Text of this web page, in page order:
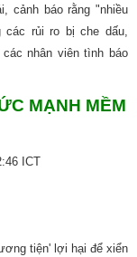
cảnh báo rằng "nhiều
các rủi ro bị che dấu,
nhân viên tình báo
MẠNH MỀM
ICT
tiện' lợi hại để xiển